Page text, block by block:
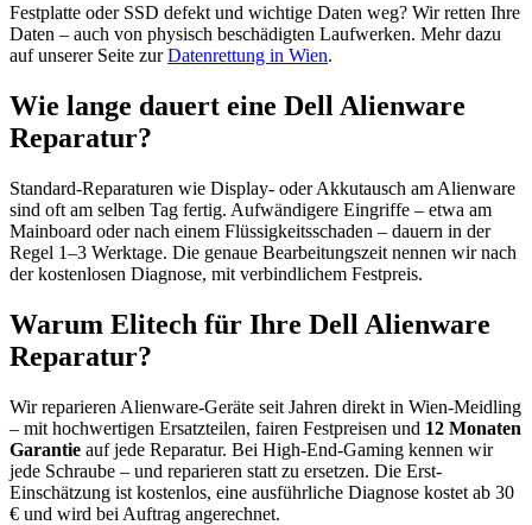
Festplatte oder SSD defekt und wichtige Daten weg? Wir retten Ihre
Daten – auch von physisch beschädigten Laufwerken. Mehr dazu
auf unserer Seite zurDatenrettung in Wien.
Wie lange dauert eine Dell Alienware
Reparatur?
Standard-Reparaturen wie Display- oder Akkutausch am Alienware
sind oft am selben Tag fertig. Aufwändigere Eingriffe – etwa am
Mainboard oder nach einem Flüssigkeitsschaden – dauern in der
Regel 1–3 Werktage. Die genaue Bearbeitungszeit nennen wir nach
der kostenlosen Diagnose, mit verbindlichem Festpreis.
Warum Elitech für Ihre Dell Alienware
Reparatur?
Wir reparieren Alienware-Geräte seit Jahren direkt in Wien-Meidling
– mit hochwertigen Ersatzteilen, fairen Festpreisen und 12 Monaten
Garantie auf jede Reparatur. Bei High-End-Gaming kennen wir
jede Schraube – und reparieren statt zu ersetzen. Die Erst-
Einschätzung ist kostenlos, eine ausführliche Diagnose kostet ab 30
€ und wird bei Auftrag angerechnet.